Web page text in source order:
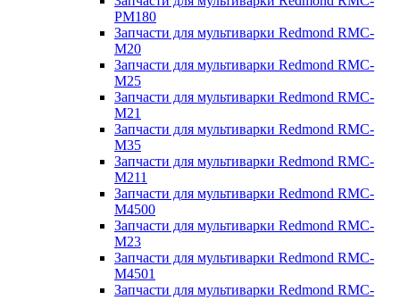
PM180
Запчасти для мультиварки Redmond RMC-
M20
Запчасти для мультиварки Redmond RMC-
M25
Запчасти для мультиварки Redmond RMC-
M21
Запчасти для мультиварки Redmond RMC-
M35
Запчасти для мультиварки Redmond RMC-
M211
Запчасти для мультиварки Redmond RMC-
M4500
Запчасти для мультиварки Redmond RMC-
M23
Запчасти для мультиварки Redmond RMC-
M4501
Запчасти для мультиварки Redmond RMC-